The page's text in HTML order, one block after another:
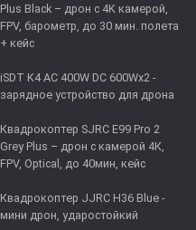
Plus Black – дрон с 4K камерой,
FPV, барометр, до 30 мин. полета
+ кейс
iSDT K4 AC 400W DC 600Wx2 -
зарядное устройство для дрона
Квадрокоптер SJRC E99 Pro 2
Grey Plus – дрон с камерой 4К,
FPV, Optical, до 40мин, кейс
Квадрокоптер JJRC H36 Blue -
мини дрон, ударостойкий